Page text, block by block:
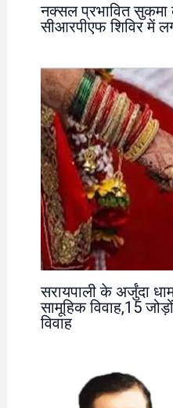
नक्सल प्रभावित सुकमा
सीआरपीएफ शिविर में
सरायपाली के अर्जुंदा
सामूहिक विवाह,15
विवाह